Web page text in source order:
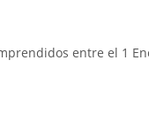
entre el 1